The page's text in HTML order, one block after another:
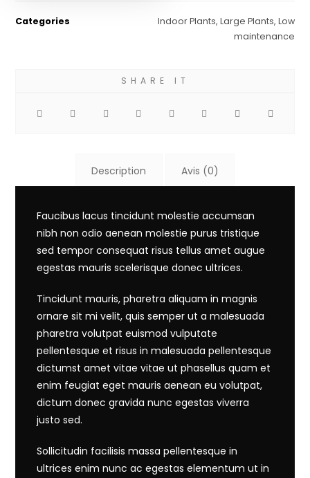
Categories Indoor Plants, Large Plants, Low
maintenance
Description Avis (0)
Faucibus lacus tincidunt molestie accumsan
nibh non odio aenean molestie purus tristique
sed tempor consequat risus tellus amet augue
egestas mauris scelerisque donec ultrices.
Tincidunt mauris, pharetra aliquam in magnis
ornare sit mi velit, quis semper ut a malesuada
pharetra volutpat euismod vulputate
pellentesque et risus in malesuada pellentesque
dictumst amet vitae vitae ut phasellus quam et
enim feugiat eget mauris aenean eu volutpat,
dictum donec gravida nunc egestas viverra
justo sed.
Sollicitudin facilisis massa pellentesque in
ultrices enim nunc ac egestas elementum ut in